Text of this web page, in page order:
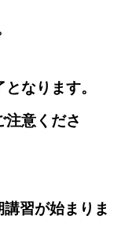
なります。
注意くださ
習が始まりま